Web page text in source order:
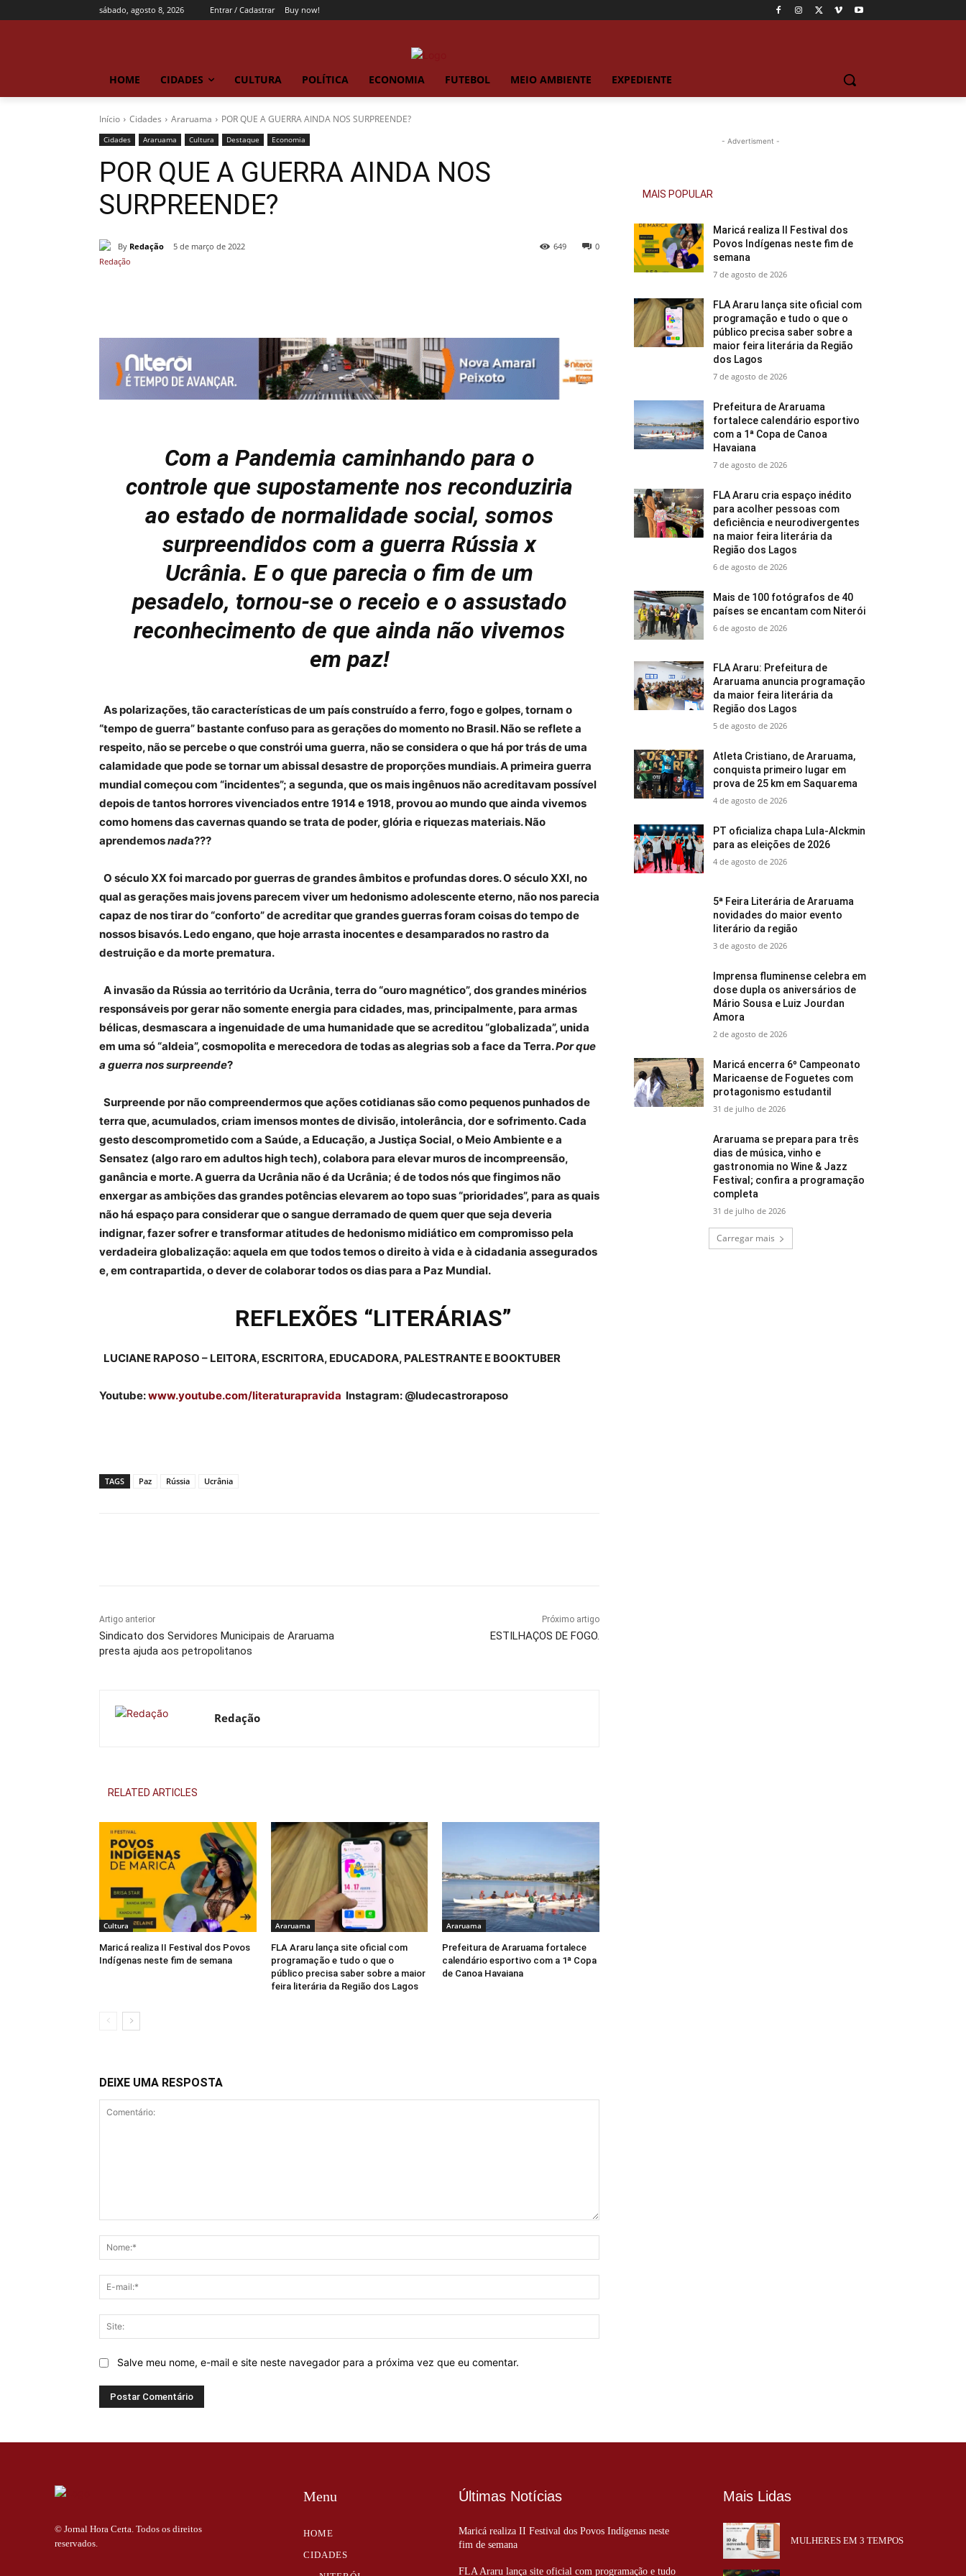
sábado, agosto 8, 2026 Entrar / Cadastrar Buy now!
HOME CIDADES CULTURA POLÍTICA ECONOMIA FUTEBOL MEIO AMBIENTE EXPEDIENTE
Início Cidades Araruama POR QUE A GUERRA AINDA NOS SURPREENDE?
Cidades Araruama Cultura Destaque Economia
POR QUE A GUERRA AINDA NOS
SURPREENDE?
By Redação 5 de março de 2022 0
649
Com a Pandemia caminhando para o
controle que supostamente nos reconduziria
ao estado de normalidade social, somos
surpreendidos com a guerra Rússia x
Ucrânia. E o que parecia o fim de um
pesadelo, tornou-se o receio e o assustado
reconhecimento de que ainda não vivemos
em paz!
As polarizações, tão características de um país construído a ferro, fogo e golpes, tornam o
“tempo de guerra” bastante confuso para as gerações do momento no Brasil. Não se reflete a
respeito, não se percebe o que constrói uma guerra, não se considera o que há por trás de uma
calamidade que pode se tornar um abissal desastre de proporções mundiais. A primeira guerra
mundial começou com “incidentes”; a segunda, que os mais ingênuos não acreditavam possível
depois de tantos horrores vivenciados entre 1914 e 1918, provou ao mundo que ainda vivemos
como homens das cavernas quando se trata de poder, glória e riquezas materiais. Não
aprendemosnada???
O século XX foi marcado por guerras de grandes âmbitos e profundas dores. O século XXI, no
qual as gerações mais jovens parecem viver um hedonismo adolescente eterno, não nos parecia
capaz de nos tirar do “conforto” de acreditar que grandes guerras foram coisas do tempo de
nossos bisavós. Ledo engano, que hoje arrasta inocentes e desamparados no rastro da
destruição e da morte prematura.
A invasão da Rússia ao território da Ucrânia, terra do “ouro magnético”, dos grandes minérios
responsáveis por gerar não somente energia para cidades, mas, principalmente, para armas
bélicas, desmascara a ingenuidade de uma humanidade que se acreditou “globalizada”, unida
em uma só “aldeia”, cosmopolita e merecedora de todas as alegrias sob a face da Terra.Por que
a guerra nos surpreende?
Surpreende por não compreendermos que ações cotidianas são como pequenos punhados de
terra que, acumulados, criam imensos montes de divisão, intolerância, dor e sofrimento. Cada
gesto descomprometido com a Saúde, a Educação, a Justiça Social, o Meio Ambiente e a
Sensatez (algo raro em adultos high tech), colabora para elevar muros de incompreensão,
ganância e morte. A guerra da Ucrânia não é da Ucrânia; é de todos nós que fingimos não
enxergar as ambições das grandes potências elevarem ao topo suas “prioridades”, para as quais
não há espaço para considerar que o sangue derramado de quem quer que seja deveria
indignar, fazer sofrer e transformar atitudes de hedonismo midiático em compromisso pela
verdadeira globalização: aquela em que todos temos o direito à vida e à cidadania assegurados
e, em contrapartida, o dever de colaborar todos os dias para a Paz Mundial.
REFLEXÕES “LITERÁRIAS”
LUCIANE RAPOSO – LEITORA, ESCRITORA, EDUCADORA, PALESTRANTE E BOOKTUBER
Youtube:www.youtube.com/literaturapravida Instagram: @ludecastroraposo
TAGS Paz Rússia Ucrânia
Artigo anterior
Sindicato dos Servidores Municipais de Araruama
presta ajuda aos petropolitanos
Próximo artigo
ESTILHAÇOS DE FOGO.
Redação
RELATED ARTICLES
Cultura
Maricá realiza II Festival dos Povos
Indígenas neste fim de semana
Araruama
FLA Araru lança site oficial com
programação e tudo o que o
público precisa saber sobre a maior
feira literária da Região dos Lagos
Araruama
Prefeitura de Araruama fortalece
calendário esportivo com a 1ª Copa
de Canoa Havaiana
DEIXE UMA RESPOSTA
mail:*
Salve meu nome, e-mail e site neste navegador para a próxima vez que eu comentar.
- Advertisment -
MAIS POPULAR
Maricá realiza II Festival dos
Povos Indígenas neste fim de
semana
7 de agosto de 2026
FLA Araru lança site oficial com
programação e tudo o que o
público precisa saber sobre a
maior feira literária da Região
dos Lagos
7 de agosto de 2026
Prefeitura de Araruama
fortalece calendário esportivo
com a 1ª Copa de Canoa
Havaiana
7 de agosto de 2026
FLA Araru cria espaço inédito
para acolher pessoas com
deficiência e neurodivergentes
na maior feira literária da
Região dos Lagos
6 de agosto de 2026
Mais de 100 fotógrafos de 40
países se encantam com Niterói
6 de agosto de 2026
FLA Araru: Prefeitura de
Araruama anuncia programação
da maior feira literária da
Região dos Lagos
5 de agosto de 2026
Atleta Cristiano, de Araruama,
conquista primeiro lugar em
prova de 25 km em Saquarema
4 de agosto de 2026
PT oficializa chapa Lula-Alckmin
para as eleições de 2026
4 de agosto de 2026
5ª Feira Literária de Araruama
novidades do maior evento
literário da região
3 de agosto de 2026
Imprensa fluminense celebra em
dose dupla os aniversários de
Mário Sousa e Luiz Jourdan
Amora
2 de agosto de 2026
Maricá encerra 6º Campeonato
Maricaense de Foguetes com
protagonismo estudantil
31 de julho de 2026
Araruama se prepara para três
dias de música, vinho e
gastronomia no Wine & Jazz
Festival; confira a programação
completa
31 de julho de 2026
Carregar mais
© Jornal Hora Certa. Todos os direitos
reservados.
Menu
HOME
CIDADES
Últimas Notícias
Maricá realiza II Festival dos Povos Indígenas neste
fim de semana
FLA Araru lança site oficial com programação e tudo
Mais Lidas
MULHERES EM 3 TEMPOS